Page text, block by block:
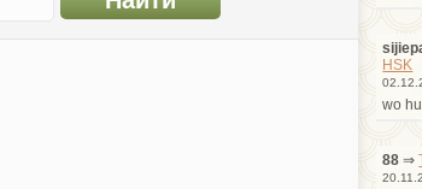
HSK
wo
88 ⇒